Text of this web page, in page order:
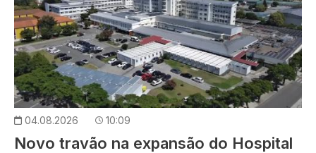
04.08.2026 10:09
Novo travão na expansão do Hospital